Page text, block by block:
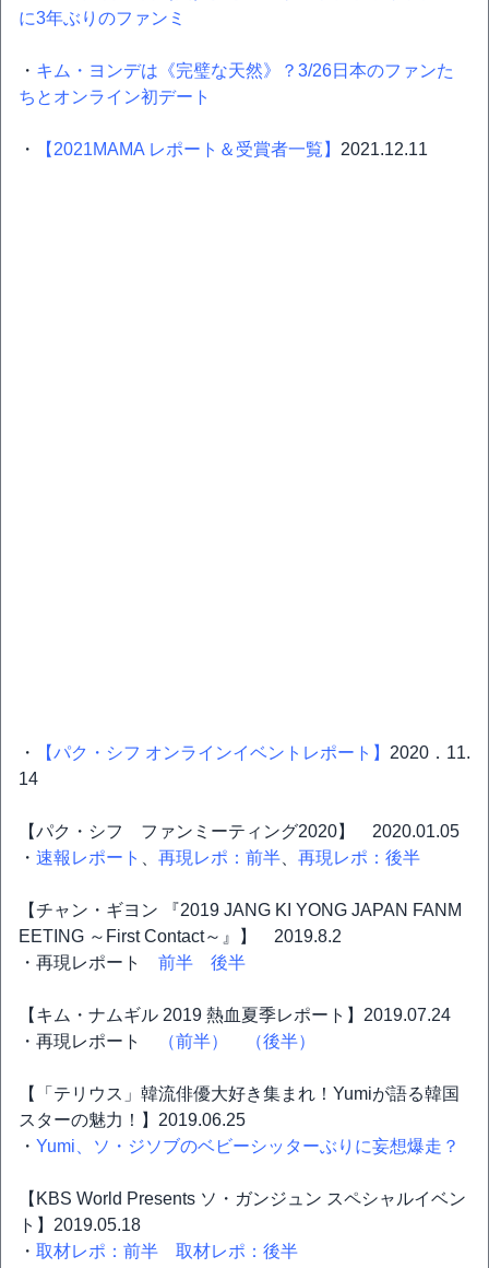
に3年ぶりのファンミ
・ キム・ヨンデは《完璧な天然》？3/26日本のファンた
ちとオンライン初デート
・ 【2021MAMA レポート＆受賞者一覧】 2021.12.11
・ 【パク・シフ オンラインイベントレポート】 2020．11.
14
【パク・シフ ファンミーティング2020】 2020.01.05
・ 速報レポート 再現レポ：前半 再現レポ：後半
【チャン・ギヨン 『2019 JANG KI YONG JAPAN FANM
EETING ～First Contact～』】 2019.8.2
・再現レポート 前半 後半
【キム・ナムギル 2019 熱血夏季レポート】2019.07.24
・再現レポート
（前半） （後半）
【「テリウス」韓流俳優大好き集まれ！Yumiが語る韓国
スターの魅力！】2019.06.25
・ Yumi、ソ・ジソブのベビーシッターぶりに妄想爆走？
【KBS World Presents ソ・ガンジュン スペシャルイベン
ト】2019.05.18
・ 取材レポ：前半 取材レポ：後半